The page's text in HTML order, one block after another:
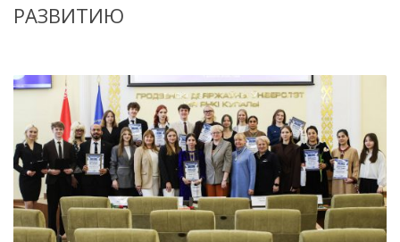
РАЗВИТИЮ